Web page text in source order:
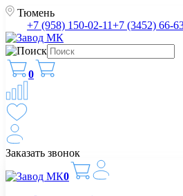
Тюмень
+7 (958) 150-02-11+7 (3452) 66-
0
Заказать звонок
0